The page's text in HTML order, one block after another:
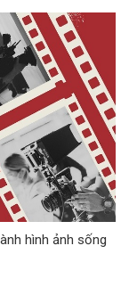
hình ảnh sống